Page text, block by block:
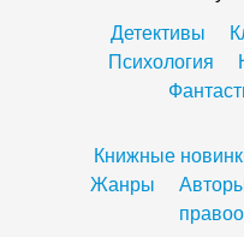
Детективы
Психология
Книжные
Жанры